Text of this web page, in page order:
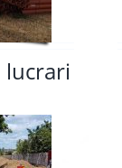
lucrari